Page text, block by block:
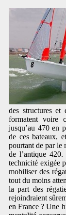
des structures et
formatent voire
jusqu’au 470 en
de ces bateaux,
pourtant de par le
de l’antique
technicité exigée
mobiliser des
tout du moins
la part des
rejoindraient
en France ? Une